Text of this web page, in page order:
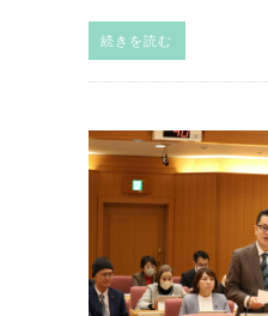
続きを読む